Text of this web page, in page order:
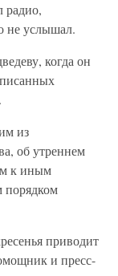
не услышал.
когда он
из
об утреннем
к иным
порядком
приводит
и пресс-